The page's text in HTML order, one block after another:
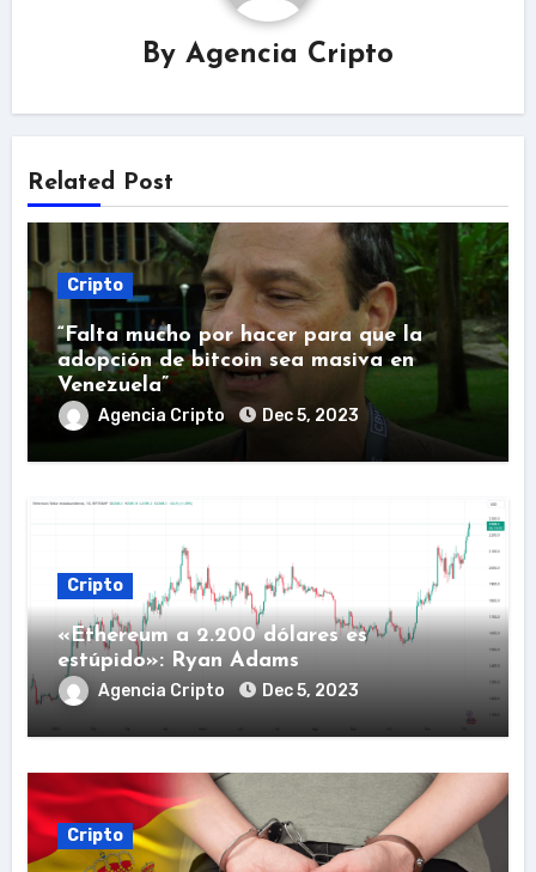
By Agencia Cripto
Related Post
Cripto
“Falta mucho por hacer para que la
adopción de bitcoin sea masiva en
Venezuela”
Agencia Cripto Dec 5, 2023
Cripto
«Ethereum a 2.200 dólares es
estúpido»: Ryan Adams
Agencia Cripto Dec 5, 2023
Cripto